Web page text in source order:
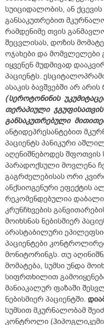
სუიციდალობის, ან
განსაკუთრებით
რამდენიმე თვის
შეცვლისას, დოზის
ოჯახები და
იყვენენ მუდმივად
პაციენტს.
ასაკის ბავშვებში არ
(სეროტონინის
თერაპიული ჯგუფისათვის
განსაკუთრებული
ანტიდეპრესანტებით
პაციენტს პანიკური
აღენიშნებოდეს შფოთვის
პარადოქსული მოვლენა
გაგრძელებისას ორი
ანქსიოგენური ეფექტის
რეკომენდებულია
კრუნჩხვების
მოიხსნას ნებისმიერ
არასტაბილური
პაციენტები
მონიტორინგს. თუ
მომატება, სუმსი უნდა
სიფრთხილით
მანიაკალურ ფაზაში
ნებისმიერ პაციენტში.
სუმსით მკურნალობამ
კონტროლი